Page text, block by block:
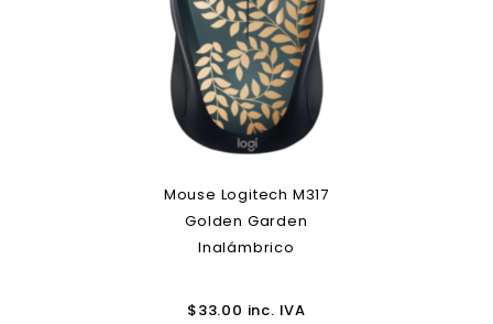
Mouse Logitech M317
Golden Garden
Inalámbrico
$33.00 inc. IVA